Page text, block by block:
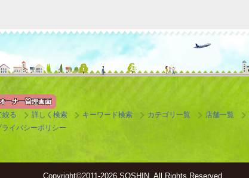
絞る 詳しく検索 キーワード検索 カテゴリ一覧 店舗一覧
ライバシーポリシー
Copyright©2011-2026 SOSHIN. All Rights Reserved.